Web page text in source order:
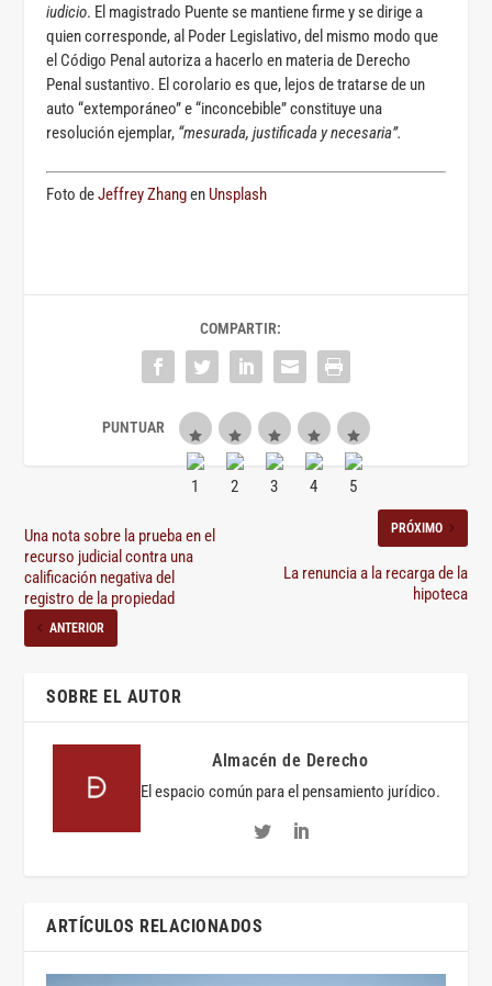
iudicio. El magistrado Puente se mantiene firme y se dirige a
quien corresponde, al Poder Legislativo, del mismo modo que
el Código Penal autoriza a hacerlo en materia de Derecho
Penal sustantivo. El corolario es que, lejos de tratarse de un
auto “extemporáneo” e “inconcebible” constituye una
resolución ejemplar, “mesurada, justificada y necesaria”.
Foto deJeffrey Zhangen Unsplash
COMPARTIR:
Una nota sobre la prueba en el
recurso judicial contra una
calificación negativa del
registro de la propiedad
ANTERIOR
PRÓXIMO
La renuncia a la recarga de la
hipoteca
SOBRE EL AUTOR
Almacén de Derecho
El espacio común para el pensamiento jurídico.
ARTÍCULOS RELACIONADOS